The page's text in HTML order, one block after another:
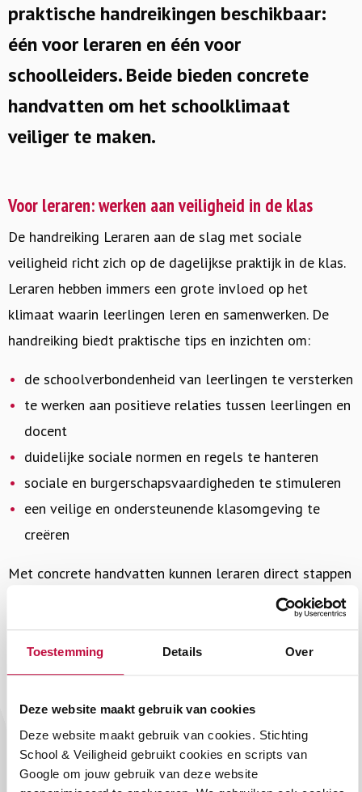
Toestemming Details Over
Deze website maakt gebruik van cookies
Deze website maakt gebruik van cookies. Stichting
School & Veiligheid gebruikt cookies en scripts van
Google om jouw gebruik van deze website
praktische handreikingen beschikbaar:
één voor leraren en één voor
schoolleiders. Beide bieden concrete
handvatten om het schoolklimaat
veiliger te maken.
Voor leraren: werken aan veiligheid in de klas
De handreiking Leraren aan de slag met sociale
veiligheid richt zich op de dagelijkse praktijk in de klas.
Leraren hebben immers een grote invloed op het
klimaat waarin leerlingen leren en samenwerken. De
handreiking biedt praktische tips en inzichten om:
de schoolverbondenheid van leerlingen te versterken
te werken aan positieve relaties tussen leerlingen en
docent
duidelijke sociale normen en regels te hanteren
sociale en burgerschapsvaardigheden te stimuleren
een veilige en ondersteunende klasomgeving te
creëren
Met concrete handvatten kunnen leraren direct stappen
zetten om het gevoel van veiligheid in de klas te
vergroten.
Voor schoolleiders: sturen op een veilige
De handreiking Schoolleiders aan de slag met sociale
veiligheid is bedoeld voor schoolleiders en
managementteams. Zij spelen een sleutelrol in het